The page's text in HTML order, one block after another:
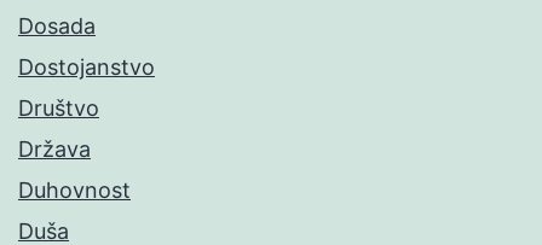
Dosada
Dostojanstvo
Društvo
Država
Duhovnost
Duša